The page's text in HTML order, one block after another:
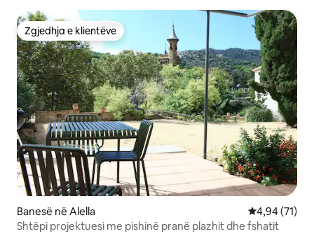
Zgjedhja e klientëve
Zgjedhja e klientëve
Banesë në Alella Vlerësimi
4,94 (71)
Shtëpi projektuesi me pishinë pranë plazhit dhe fshatit